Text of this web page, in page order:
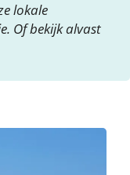
lokale
Of bekijk alvast